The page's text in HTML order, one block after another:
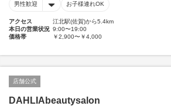
男性歓迎 お子様連れOK
アクセス
江北駅(佐賀)から5.4km
本日の営業状況 9:00〜19:00
価格帯
￥2,900〜￥4,000
店舗公式
DAHLIAbeautysalon